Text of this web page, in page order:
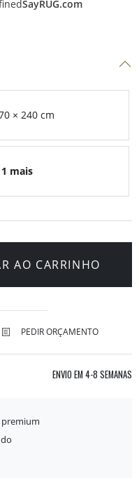
SayRUG.com
× 240 cm
mais
AO CARRINHO
PEDIR ORÇAMENTO
ENVIO EM 4-8 SEMANAS